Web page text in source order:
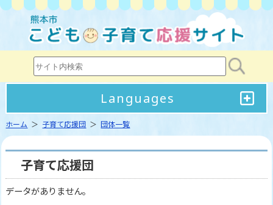
Languages
ホーム ＞ 子育て応援団 ＞団体一覧
子育て応援団
データがありません。